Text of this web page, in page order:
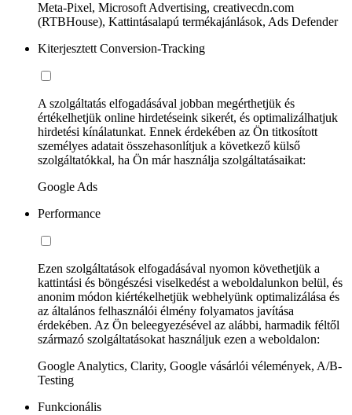
Meta-Pixel, Microsoft Advertising, creativecdn.com
(RTBHouse), Kattintásalapú termékajánlások, Ads Defender
Kiterjesztett Conversion-Tracking
A szolgáltatás elfogadásával jobban megérthetjük és
értékelhetjük online hirdetéseink sikerét, és optimalizálhatjuk
hirdetési kínálatunkat. Ennek érdekében az Ön titkosított
személyes adatait összehasonlítjuk a következő külső
szolgáltatókkal, ha Ön már használja szolgáltatásaikat:
Google Ads
Performance
Ezen szolgáltatások elfogadásával nyomon követhetjük a
kattintási és böngészési viselkedést a weboldalunkon belül, és
anonim módon kiértékelhetjük webhelyünk optimalizálása és
az általános felhasználói élmény folyamatos javítása
érdekében. Az Ön beleegyezésével az alábbi, harmadik féltől
származó szolgáltatásokat használjuk ezen a weboldalon:
Google Analytics, Clarity, Google vásárlói vélemények, A/B-
Testing
Funkcionális